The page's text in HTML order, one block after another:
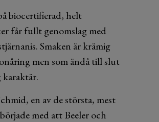
biocertifierad, helt
får fullt genomslag med
Smaken är krämig
men som ändå till slut
en av de största, mest
med att Beeler och